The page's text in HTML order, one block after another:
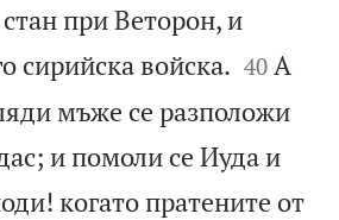
при Веторон, и
сирийска войска. 

40 А
мъже се разположи
и помоли се Иуда и
когато пратените от